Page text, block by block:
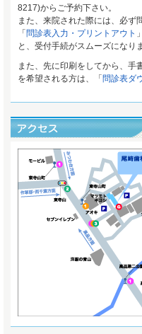
8217)からご予約下さい。
また、来院された際には、必ず
「 問診表入力・プリントアウト
と、受付手続がスムーズになり
また、先に印刷をしてから、手
を希望される方は、「 問診表ダ